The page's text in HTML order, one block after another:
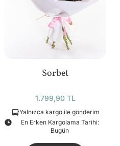
Sorbet
1.799,90 TL
Yalnızca kargo ile gönderim
En Erken Kargolama Tarihi:
Bugün